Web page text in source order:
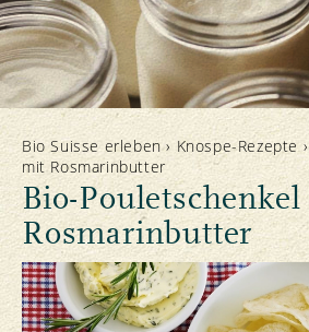
Bio Suisse erleben› Knospe-Rezepte›
mit Rosmarinbutter
Bio-
Rosmarinbutter